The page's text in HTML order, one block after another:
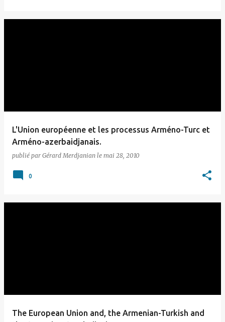
L'Union européenne et les processus Arméno-Turc et
Arméno-azerbaidjanais.
publié par Gérard Merdjanian le mai 28, 2010
0
The European Union and, the Armenian-Turkish and